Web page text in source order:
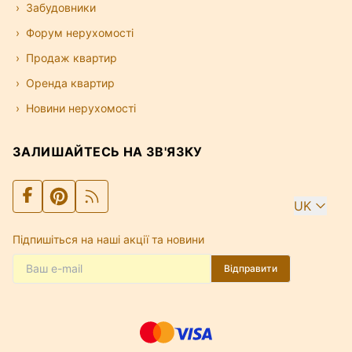
щоб знайти квартиру, апартаменти або віллу, які
відповідають вашим цілям та бюджету.
Забудовники
Форум нерухомості
Продаж квартир
Оренда квартир
Новини нерухомості
ЗАЛИШАЙТЕСЬ НА ЗВ'ЯЗКУ
UK
Підпишіться на наші акції та новини
Відправити